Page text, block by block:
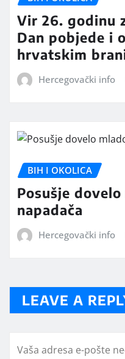
Vir 26. godinu
Dan pobjede i
hrvatskim
Hercegovački info
BIH I OKOLICA
Posušje
napadača
Hercegovački info
LEAVE A
Vaša adresa e-pošte